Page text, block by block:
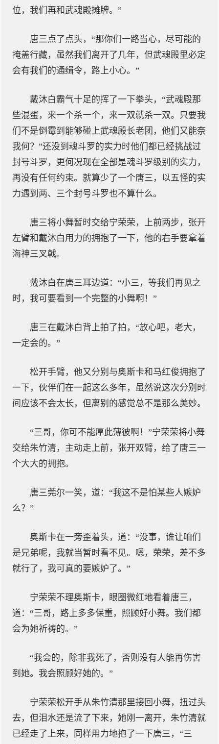
位，我们再和武魂殿摊牌。”
唐三点了点头，“那你们一路当心，尽可能的
掩盖行藏，虽然我们离开了几年，但武魂殿里必定
会有我们的通缉令，路上小心。”
戴沐白霸气十足的挥了一下拳头，“武魂殿那
些混蛋，来一个杀一个，来一双就杀一双。只要我
们不是倒霉到能够碰上武魂殿长老团，他们又能奈
我何？”还没到魂斗罗的实力时他们都已经挑战过
封号斗罗，更何况现在全部是魂斗罗级别的实力，
再没有任何约束。就算少了一个唐三，以五怪的实
力遇到两、三个封号斗罗也不算什么。
唐三将小舞暂时交给宁荣荣，上前两步，张开
左臂和戴沐白用力的拥抱了一下，他的右手要拿着
海神三叉戟。
戴沐白在唐三耳边道：“小三，等我们再见之
时，我可要看到一个完整的小舞啊！”
唐三在戴沐白背上拍了拍，“放心吧，老大，
一定会的。”
松开手臂，他又分别与奥斯卡和马红俊拥抱了
一下，伙伴们在一起这么多年，虽然说这次分别时
间应该不会太长，但离别的感觉总不是那么美妙。
“三哥，你可不能厚此薄彼啊！”宁荣荣将小舞
交给朱竹清，主动走上前，张开双臂，给了唐三一
个大大的拥抱。
唐三莞尔一笑，道：“我这不是怕某些人嫉妒
么？”
奥斯卡在一旁歪着头，道：“没事，谁让咱们
是兄弟呢，我就当暂时看不见。嗯，荣荣，差不多
就行了，我可真的要嫉妒了。”
宁荣荣不理奥斯卡，眼圈微红地看着唐三，
道：“三哥，路上多多保重，照顾好小舞。我们都
会为她祈祷的。”
“我会的，除非我死了，否则没有人能再伤害
到她。我会照顾好她的。”
宁荣荣松开手从朱竹清那里接回小舞，扭过头
去，但泪水还是流了下来，她刚一离开，朱竹清就
已经走了上来，同样用力地抱了一下唐三，“三